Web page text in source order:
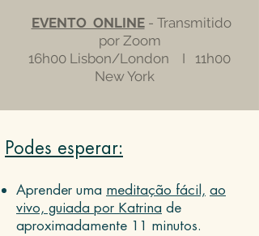
EVENTO ONLINE- Transmitido
por Zoom
16h00 Lisbon/London I 11h00
New York
Podes esperar:
Aprender uma meditação fácil, ao
vivo, guiada por Katrina de
aproximadamente 11 minutos.